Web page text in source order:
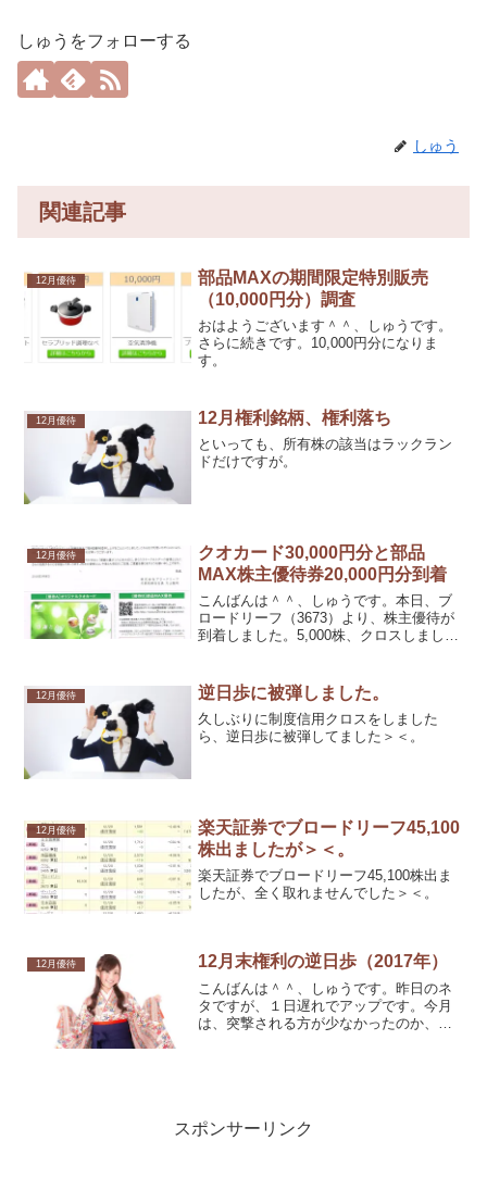
しゅうをフォローする
しゅう
関連記事
12月優待
部品MAXの期間限定特別販売
（10,000円分）調査
おはようございます＾＾、しゅうです。
さらに続きです。10,000円分になりま
す。
12月優待 12月権利銘柄、権利落ち
といっても、所有株の該当はラックラン
ドだけですが。
12月優待
クオカード30,000円分と部品
MAX株主優待券20,000円分到着
こんばんは＾＾、しゅうです。本日、ブ
ロードリーフ（3673）より、株主優待が
到着しました。5,000株、クロスしました
12月優待 逆日歩に被弾しました。
久しぶりに制度信用クロスをしました
ら、逆日歩に被弾してました＞＜。
12月優待
楽天証券でブロードリーフ45,100
株出ましたが＞＜。
楽天証券でブロードリーフ45,100株出ま
したが、全く取れませんでした＞＜。
12月優待 12月末権利の逆日歩（2017年）
こんばんは＾＾、しゅうです。昨日のネ
タですが、１日遅れでアップです。今月
は、突撃される方が少なかったのか、全
スポンサーリンク